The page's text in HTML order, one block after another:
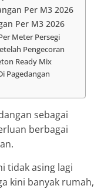
Per M3 2026
Per M3 2026
Meter Persegi
Pengecoran
Ready Mix
Pagedangan
sebagai
berbagai
tidak asing lagi
kini banyak rumah,